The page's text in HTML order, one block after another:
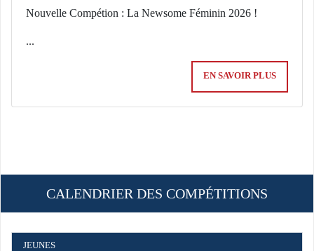
Nouvelle Compétion : La Newsome Féminin 2026 !
...
EN SAVOIR PLUS
CALENDRIER DES COMPÉTITIONS
JEUNES